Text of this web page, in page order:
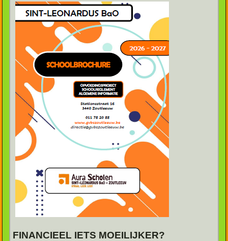
FINANCIEEL IETS MOEILIJKER?